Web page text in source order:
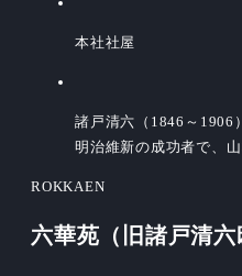
本社社屋
諸戸清六（1846～1906）
明治維新の成功者で、
ROKKAEN
六華苑 （旧諸戸清六